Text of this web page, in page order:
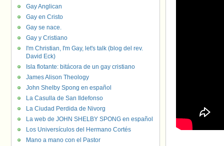
Gay Anglican
Gay en Cristo
Gay se nace.
Gay y Cristiano
I'm Christian, I'm Gay, let's talk (blog del rev.
David Eck)
Isla flotante: bitácora de un gay cristiano
James Alison Theology
John Shelby Spong en español
La Casulla de San Ildefonso
La Ciudad Perdida de Nivorg
La web de JOHN SHELBY SPONG en español
Los Universículos del Hermano Cortés
Mano a mano con el Pastor